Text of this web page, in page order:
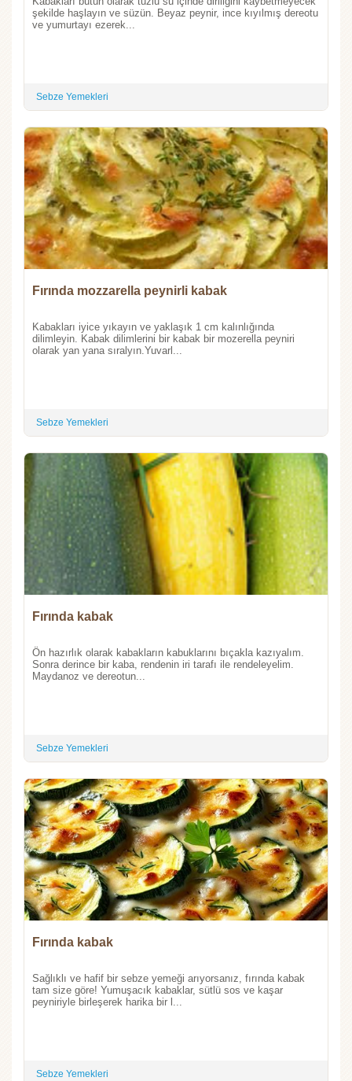
şekilde haşlayın ve süzün. Beyaz peynir, ince kıyılmış dereotu
ve yumurtayı ezerek...
Sebze Yemekleri
Fırında mozzarella peynirli kabak
Kabakları iyice yıkayın ve yaklaşık 1 cm kalınlığında
dilimleyin. Kabak dilimlerini bir kabak bir mozerella peyniri
olarak yan yana sıralyın.Yuvarl...
Sebze Yemekleri
Fırında kabak
Ön hazırlık olarak kabakların kabuklarını bıçakla kazıyalım.
Sonra derince bir kaba, rendenin iri tarafı ile rendeleyelim.
Maydanoz ve dereotun...
Sebze Yemekleri
Fırında kabak
Sağlıklı ve hafif bir sebze yemeği arıyorsanız, fırında kabak
tam size göre! Yumuşacık kabaklar, sütlü sos ve kaşar
peyniriyle birleşerek harika bir l...
Sebze Yemekleri